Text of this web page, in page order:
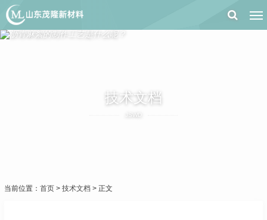
技术文档
JSWD
当前位置： 首页 > 技术文档 > 正文